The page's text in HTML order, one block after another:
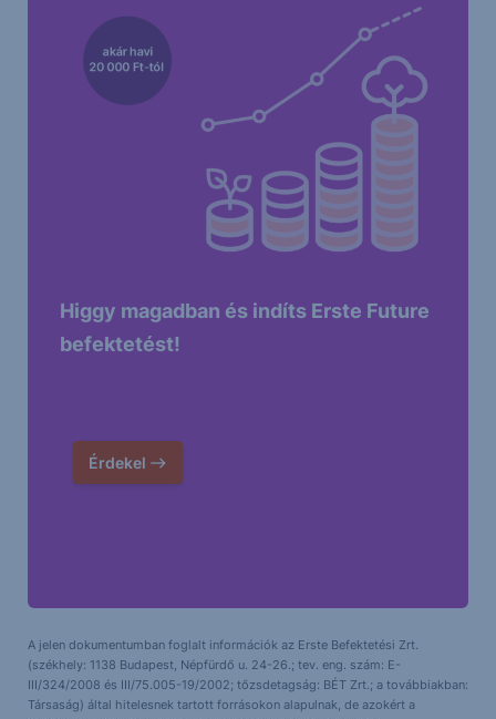
Higgy magadban és indíts Erste Future
befektetést!
Érdekel
A jelen dokumentumban foglalt információk az Erste Befektetési Zrt.
(székhely: 1138 Budapest, Népfürdő u. 24-26.; tev. eng. szám: E-
III/324/2008 és III/75.005-19/2002; tőzsdetagság: BÉT Zrt.; a továbbiakban:
Társaság) által hitelesnek tartott forrásokon alapulnak, de azokért a